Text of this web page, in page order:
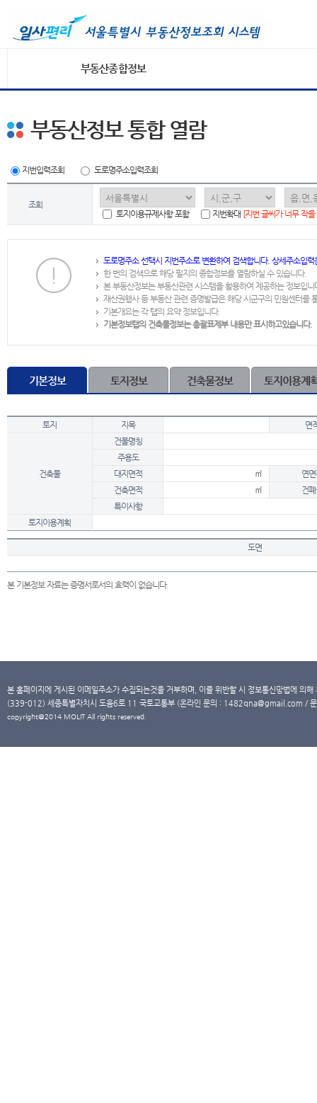
부동산종합정보
부동산정보 통합 열람
지번입력조회 도로명주소입력조회
조회
토지이용규제사항 포함
지번확대 [지번 글씨가 너무 작
도로명주소 선택시 지번주소로 변환하여 검색합니다. 상세주소입
한 번의 검색으로 해당 필지의 종합정보를 열람하실 수 있습니다.
본 부동산정보는 부동산관련 시스템을 활용하여 제공하는 정보입니
재산권행사 등 부동산 관련 증명발급은 해당 시군구의 민원센터를
기본개요는 각 탭의 요약 정보입니다.
기본정보탭의 건축물정보는 총괄표제부 내용만 표시하고있습니다.
기본정보 토지정보 건축물정보 토지이용계
토지 지목 면
건축물
건물명칭
주용도
대지면적
㎡
연
건축면적
㎡
건
특이사항
토지이용계획
도면
본 기본정보 자료는 증명서로서의 효력이 없습니다.
본 홈페이지에 게시된 이메일주소가 수집되는것을 거부하며, 이를 위반할 시 정보통신망법에 의
(339-012) 세종특별자치시 도움6로 11 국토교통부 (온라인 문의 : 1482qna@gmail.com /
copyright@2014 MOLIT All rights reserved.